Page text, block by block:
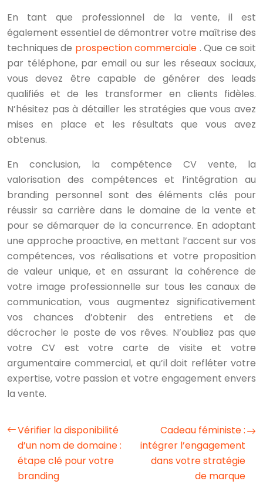
En tant que professionnel de la vente, il est
également essentiel de démontrer votre maîtrise des
techniques de prospection commerciale . Que ce soit
par téléphone, par email ou sur les réseaux sociaux,
vous devez être capable de générer des leads
qualifiés et de les transformer en clients fidèles.
N’hésitez pas à détailler les stratégies que vous avez
mises en place et les résultats que vous avez
obtenus.
En conclusion, la compétence CV vente, la
valorisation des compétences et l’intégration au
branding personnel sont des éléments clés pour
réussir sa carrière dans le domaine de la vente et
pour se démarquer de la concurrence. En adoptant
une approche proactive, en mettant l’accent sur vos
compétences, vos réalisations et votre proposition
de valeur unique, et en assurant la cohérence de
votre image professionnelle sur tous les canaux de
communication, vous augmentez significativement
vos chances d’obtenir des entretiens et de
décrocher le poste de vos rêves. N’oubliez pas que
votre CV est votre carte de visite et votre
argumentaire commercial, et qu’il doit refléter votre
expertise, votre passion et votre engagement envers
la vente.
Vérifier la disponibilité
d’un nom de domaine :
étape clé pour votre
branding
Cadeau féministe :
intégrer l’engagement
dans votre stratégie
de marque